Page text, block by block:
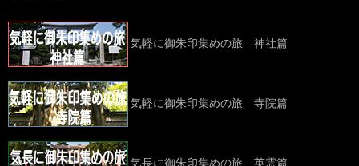
気軽に御朱印集めの旅 神社篇
気軽に御朱印集めの旅 寺院篇
気長に御朱印集めの旅 英霊篇